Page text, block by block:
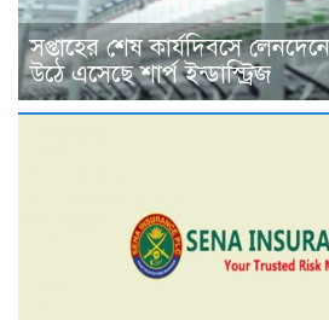
সপ্তাহের শেষ কার্যদিবসে
উঠে এসেছে শার্প ইন্ডাস্ট্রিজ